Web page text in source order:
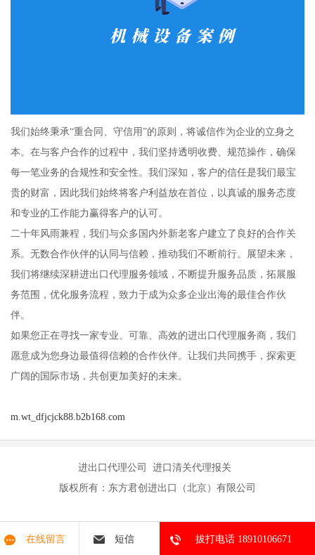
我们始终秉承“重合同、守信用”的原则，将诚信作为企业的立身之
本。在与客户合作的过程中，我们坚持透明收费、规范操作，确保
每一笔业务的合规性和安全性。我们深知，客户的信任是我们最宝
贵的财富，因此我们始终将客户利益放在首位，以真诚的服务态度
和专业的工作能力赢得客户的认可。
二十年风雨兼程，我们与众多国内外新老客户建立了良好的合作关
系。无数合作伙伴的认同与信赖，推动我们不断前行。展望未来，
我们将继续深耕进出口代理服务领域，不断提升服务品质，拓展服
务范围，优化服务流程，致力于成为众多企业出海的最佳合作伙
伴。
如果您正在寻找一家专业、可靠、高效的进出口代理服务商，我们
愿意成为您身边最值得信赖的合作伙伴。让我们共同携手，探索更
广阔的国际市场，共创更加美好的未来。
m.wt_dfjcjck88.b2b168.com
进出口代理公司 进口清关代理报关
版权所有：东方君创进出口（北京）有限公司
在线留言 短信 拔打电话 18910106671